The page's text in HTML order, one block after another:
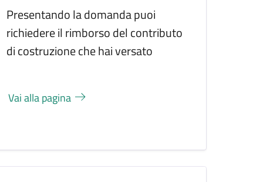
Presentando la domanda puoi
richiedere il rimborso del contributo
di costruzione che hai versato
Vai alla pagina